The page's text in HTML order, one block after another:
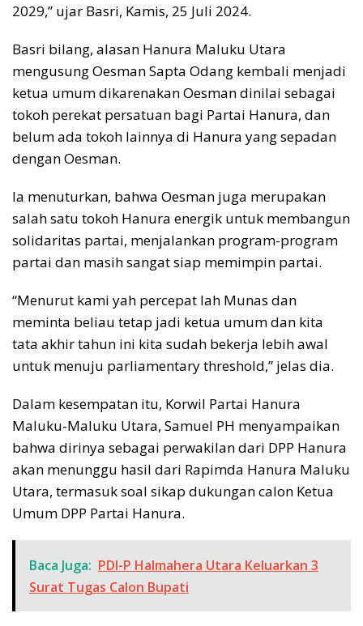
2029,” ujar Basri, Kamis, 25 Juli 2024.
Basri bilang, alasan Hanura Maluku Utara
mengusung Oesman Sapta Odang kembali menjadi
ketua umum dikarenakan Oesman dinilai sebagai
tokoh perekat persatuan bagi Partai Hanura, dan
belum ada tokoh lainnya di Hanura yang sepadan
dengan Oesman.
Ia menuturkan, bahwa Oesman juga merupakan
salah satu tokoh Hanura energik untuk membangun
solidaritas partai, menjalankan program-program
partai dan masih sangat siap memimpin partai.
“Menurut kami yah percepat lah Munas dan
meminta beliau tetap jadi ketua umum dan kita
tata akhir tahun ini kita sudah bekerja lebih awal
untuk menuju parliamentary threshold,” jelas dia.
Dalam kesempatan itu, Korwil Partai Hanura
Maluku-Maluku Utara, Samuel PH menyampaikan
bahwa dirinya sebagai perwakilan dari DPP Hanura
akan menunggu hasil dari Rapimda Hanura Maluku
Utara, termasuk soal sikap dukungan calon Ketua
Umum DPP Partai Hanura.
Baca Juga: PDI-P Halmahera Utara Keluarkan 3
Surat Tugas Calon Bupati